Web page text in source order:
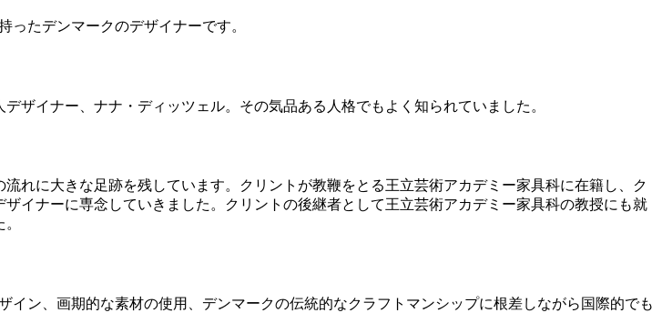
ったデンマークのデザイナーです。
ザイナー、ナナ・ディッツェル。その気品ある人格でもよく知られていました。
れに大きな足跡を残しています。クリントが教鞭をとる王立芸術アカデミー家具科に在籍し、ク
イナーに専念していきました。クリントの後継者として王立芸術アカデミー家具科の教授にも就
イン、画期的な素材の使用、デンマークの伝統的なクラフトマンシップに根差しながら国際的でも